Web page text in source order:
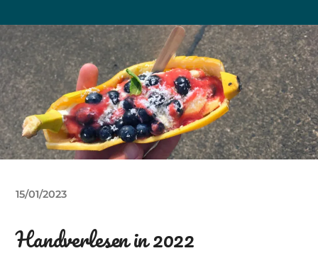
15/01/2023
Handverlesen in 2022